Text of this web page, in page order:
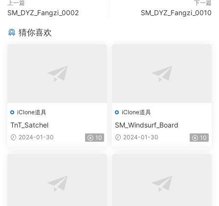
上一篇
SM_DYZ_Fangzi_0002
下一篇
SM_DYZ_Fangzi_0010
猜你喜欢
iClone道具
TnT_Satchel
2024-01-30 10
iClone道具
SM_Windsurf_Board
2024-01-30 10